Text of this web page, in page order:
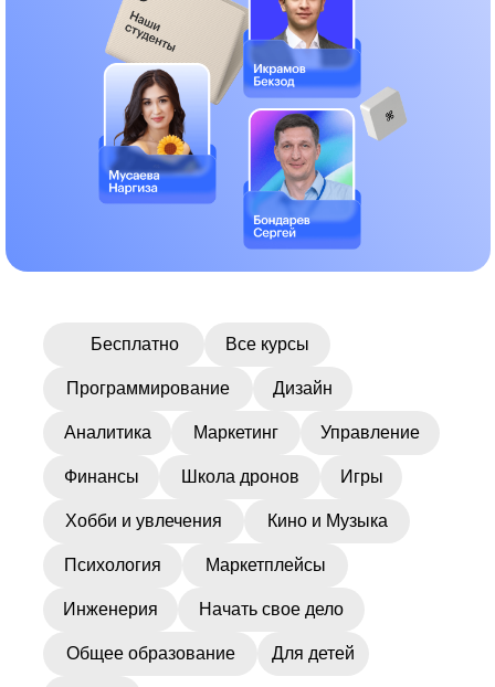
Бесплатно Все курсы
Программирование Дизайн
Аналитика Маркетинг Управление
Финансы Школа дронов Игры
Хобби и увлечения Кино и Музыка
Психология Маркетплейсы
Инженерия Начать свое дело
Общее образование Для детей
Более 600 онлайн-
курсов для карьеры